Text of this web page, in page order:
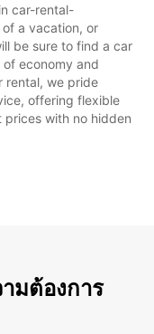
car-rental-
a vacation, or
be sure to find a car
economy and
rental, we pride
offering flexible
with no hidden
มต้องการ